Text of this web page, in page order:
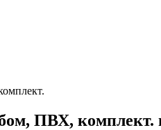
ПВХ, комплект.